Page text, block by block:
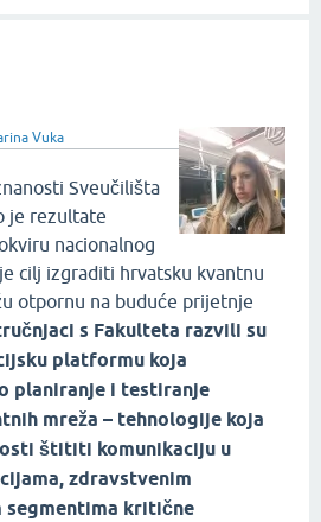
Vuka
Sveučilišta
je rezultate
nacionalnog
cilj izgraditi hrvatsku kvantnu
otpornu na buduće prijetnje
s Fakulteta razvili su
platformu koja
planiranje i testiranje
mreža – tehnologije koja
štititi komunikaciju u
zdravstvenim
segmentima kritične